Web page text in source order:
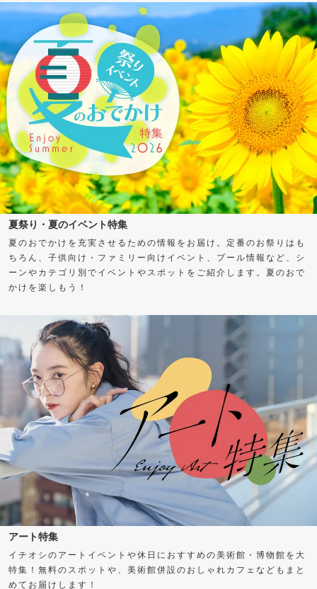
夏祭り・夏のイベント特集
夏のおでかけを充実させるための情報をお届け。定番のお祭りはも
ちろん、子供向け・ファミリー向けイベント、プール情報など、シ
ーンやカテゴリ別でイベントやスポットをご紹介します。夏のおで
かけを楽しもう！
アート特集
イチオシのアートイベントや休日におすすめの美術館・博物館を大
特集！無料のスポットや、美術館併設のおしゃれカフェなどもまと
めてお届けします！